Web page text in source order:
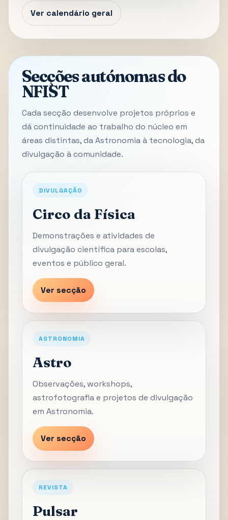
Ver calendário geral
Secções autónomas do
NFIST
Cada secção desenvolve projetos próprios e
dá continuidade ao trabalho do núcleo em
áreas distintas, da Astronomia à tecnologia, da
divulgação à comunidade.
DIVULGAÇÃO
Circo da Física
Demonstrações e atividades de
divulgação científica para escolas,
eventos e público geral.
Ver secção
ASTRONOMIA
Astro
Observações, workshops,
astrofotografia e projetos de divulgação
em Astronomia.
Ver secção
REVISTA
Pulsar